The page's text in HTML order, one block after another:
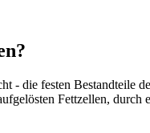
die festen Bestandteile
Fettzellen,